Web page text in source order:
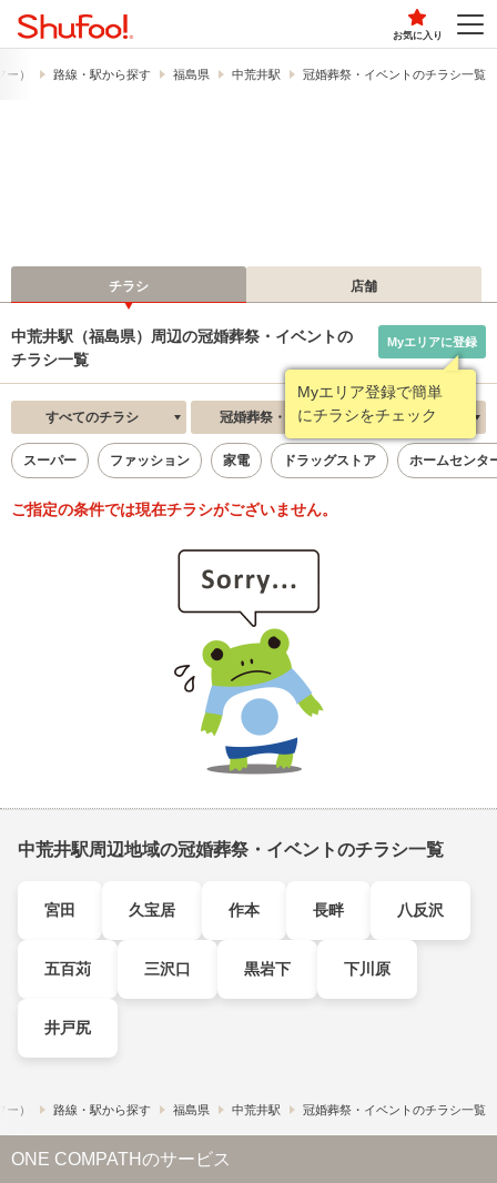
お気に入り
） 路線・駅から探す 福島県 中荒井駅 冠婚葬祭・イベントのチラシ一覧
チラシ 店舗
中荒井駅（福島県）周辺の冠婚葬祭・イベントの
チラシ一覧
Myエリア登録で簡単
にチラシをチェック
Myエリアに登録
すべてのチラシ 冠婚葬祭・イベント 新着順
スーパー ファッション 家電 ドラッグストア ホームセンタ
ご指定の条件では現在チラシがございません。
中荒井駅周辺地域の冠婚葬祭・イベントのチラシ一覧
宮田 久宝居 作本 長畔 八反沢
五百苅 三沢口 黒岩下 下川原
井戸尻
） 路線・駅から探す 福島県 中荒井駅 冠婚葬祭・イベントのチラシ一覧
ONE COMPATHのサービス